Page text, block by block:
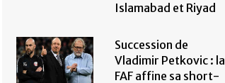
Islamabad et Riyad
Succession de
Vladimir Petkovic : la
FAF affine sa short-